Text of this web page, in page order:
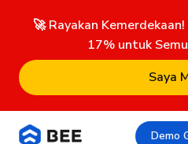
🚀 Rayakan
17% untuk
Saya
Demo